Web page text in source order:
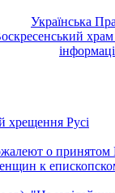
хрещення Русі
о
к